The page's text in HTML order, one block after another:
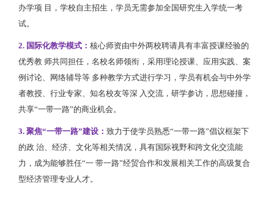
办学项 目，学校自主招生，学员无需参加全国研究生入学统一考
试。
2. 国际化教学模式： 核心师资由中外两校聘请具有丰富授课经验的
优秀教 师共同担任，名校名师领衔，采用理论授课、应用实践、案
例讨论、网络辅导等 多种教学方式进行学习，学员有机会与中外学
者教授、行业专家、知名校友等深 入交流，研学参访，思想碰撞，
共享“一带一路”的商业机会。
3. 聚焦“一带一路”建设： 致力于使学员熟悉“一带一路”倡议框架下
的政 治、经济、文化等相关情况，具有国际视野和跨文化交流能
力，成为能够胜任“一 带一路”经贸合作和发展相关工作的高级复合
型经济管理专业人才。